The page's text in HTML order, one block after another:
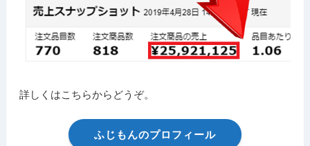
詳しくはこちらからどうぞ。
ふじもんのプロフィール